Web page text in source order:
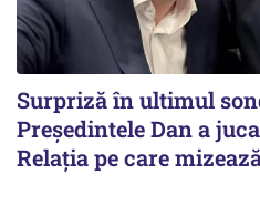
Surpriză în ultimul
Președintele Dan a
Relația pe care